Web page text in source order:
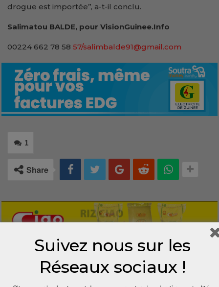
drogue est importée’’, a-t-il conclu.
Salimatou BALDE, pour VisionGuinee.Info
00224 662 78 58 57/salimbalde91@gmail.com
1
Share
1 COMMENTAIRE
Suivez nous sur les
Réseaux sociaux !